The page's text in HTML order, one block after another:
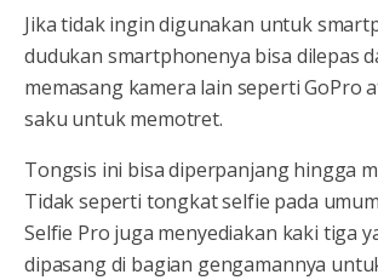
Jika tidak ingin digunakan untuk
dudukan smartphonenya bisa dilepas
memasang kamera lain seperti GoPro
saku untuk memotret.
Tongsis ini bisa diperpanjang hingga
Tidak seperti tongkat selfie pada
Selfie Pro juga menyediakan kaki tiga
dipasang di bagian gengamannya